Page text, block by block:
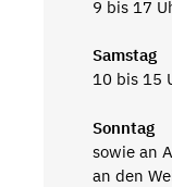
9 bis 17
Samstag
10 bis 15
Sonntag
sowie an
an den